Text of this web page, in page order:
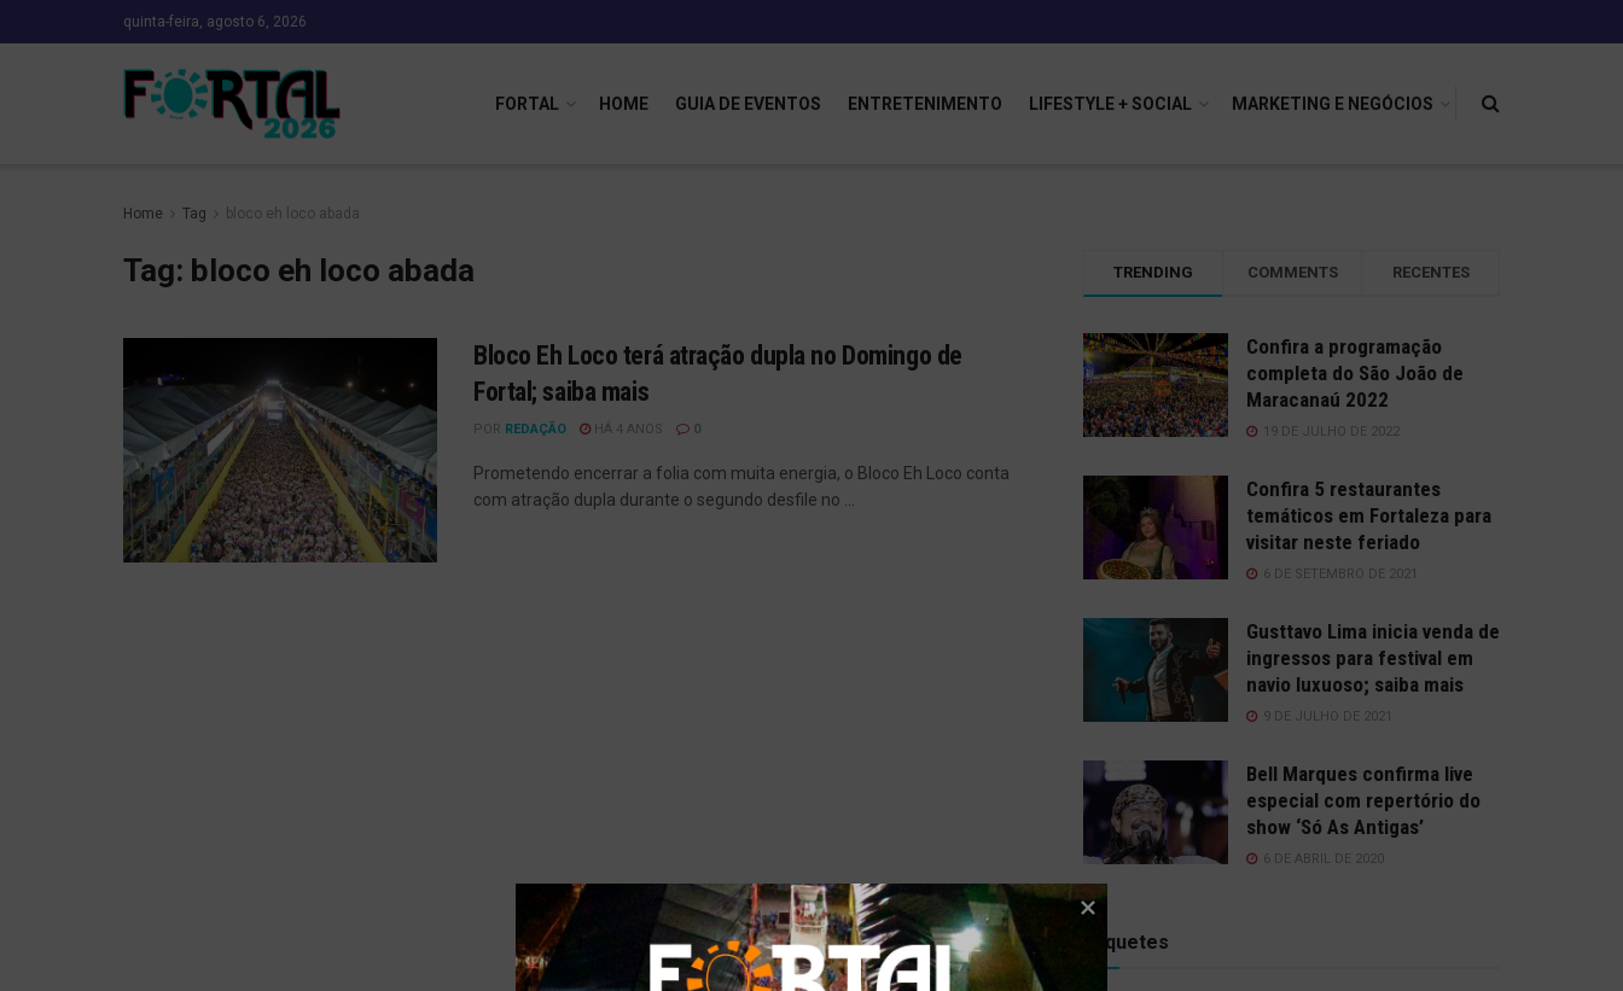
quinta-feira, agosto 6, 2026
FORTAL HOME GUIA DE EVENTOS ENTRETENIMENTO LIFESTYLE + SOCIAL MARKETING E NEGÓCIOS
Home Tag bloco eh loco abada
Tag: bloco eh loco abada
Bloco Eh Loco terá atração dupla no Domingo de
Fortal; saiba mais
POR REDAÇÃO HÁ 4 ANOS 0
Prometendo encerrar a folia com muita energia, o Bloco Eh Loco conta
com atração dupla durante o segundo desfile no ...
TRENDING COMMENTS RECENTES
Confira a programação
completa do São João de
Maracanaú 2022
19 DE JULHO DE 2022
Confira 5 restaurantes
temáticos em Fortaleza para
visitar neste feriado
6 DE SETEMBRO DE 2021
Gusttavo Lima inicia venda de
ingressos para festival em
navio luxuoso; saiba mais
9 DE JULHO DE 2021
Bell Marques confirma live
especial com repertório do
show ‘Só As Antigas’
6 DE ABRIL DE 2020
Enquetes